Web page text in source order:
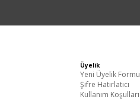
Üyelik
Yeni Üyelik Formu
Şifre Hatırlatıcı
Kullanım Koşulları